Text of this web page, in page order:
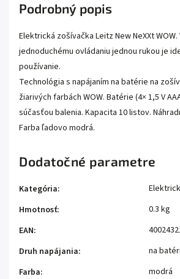
Podrobný popis
Elektrická zošívačka Leitz New NeXXt WOW.
jednoduchému ovládaniu jednou rukou je
používanie.
Technológia s napájaním na batérie na
žiarivých farbách WOW. Batérie (4× 1,5 V
súčasťou balenia. Kapacita 10 listov.
Farba ľadovo modrá.
Dodatočné parametre
Kategória:
Hmotnosť:
0.3 kg
EAN:
Druh napájania:
na
Farba:
modrá